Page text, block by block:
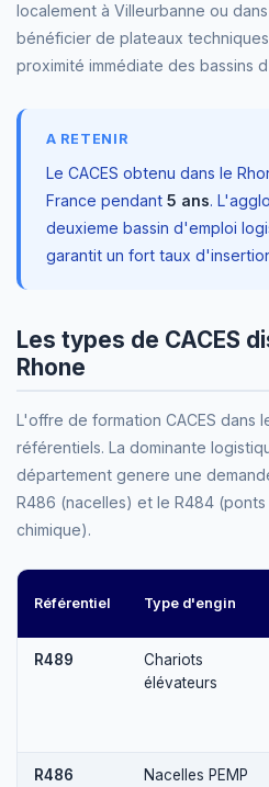
localement à Villeurbanne ou
bénéficier de plateaux
proximité immédiate des bassins
A RETENIR
Le CACES obtenu dans le
France pendant 5 ans.
deuxieme bassin d'emploi
garantit un fort taux
Les types de CACES
Rhone
L'offre de formation CACES dans
référentiels. La dominante
département genere une
R486 (nacelles) et le R484
chimique).
Référentiel Type d'engin
R489
Chariots
élévateurs
R486 Nacelles PEMP